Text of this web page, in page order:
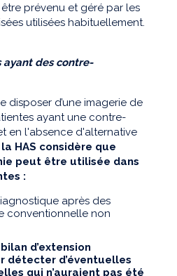
prévenu et géré par les
utilisées habituellement.
ayant des contre-
disposer d’une imagerie de
ayant une contre-
en l'absence d'alternative
la HAS considère que
peut être utilisée dans
:
après des
conventionnelle non
bilan d’extension
détecter d’éventuelles
qui n’auraient pas été